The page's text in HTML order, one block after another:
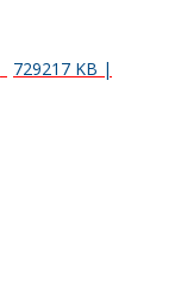
729217 KB |